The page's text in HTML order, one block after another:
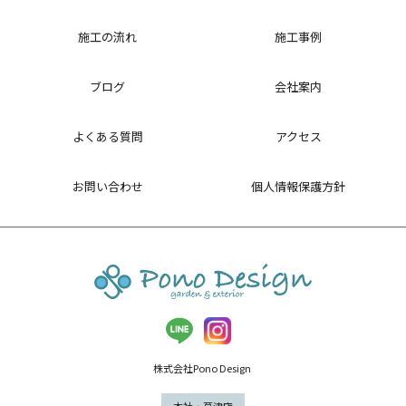
施工の流れ 施工事例
ブログ 会社案内
よくある質問 アクセス
お問い合わせ 個人情報保護方針
株式会社Pono Design